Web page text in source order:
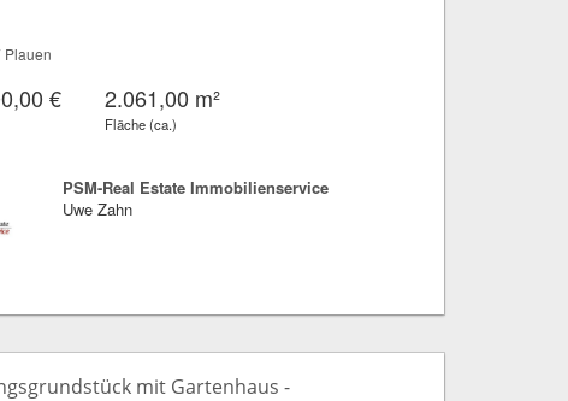
Plauen
€ 2.061,00 m²
Fläche (ca.)
PSM-Real Estate Immobilienservice
Uwe Zahn
mit Gartenhaus -